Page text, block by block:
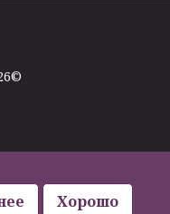
Хорошо